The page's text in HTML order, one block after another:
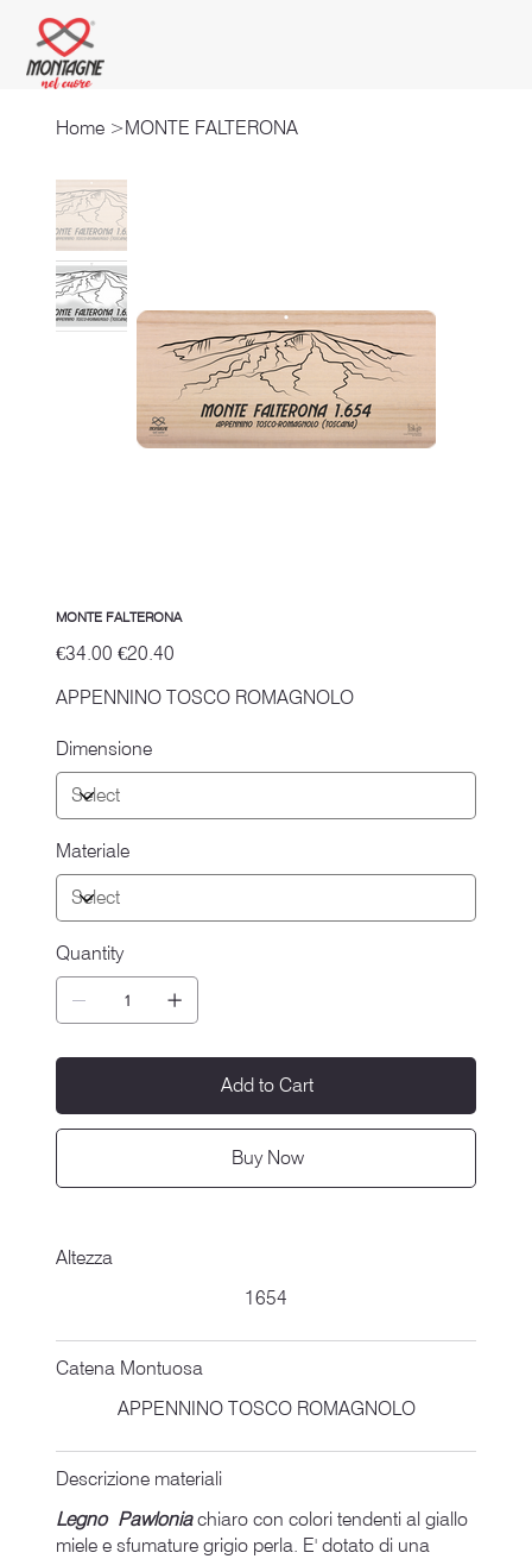
Home >MONTE FALTERONA
MONTE FALTERONA
Original
price
€34.00
Sale
price
€20.40
APPENNINO TOSCO ROMAGNOLO
Dimensione
Materiale
Quantity
Add to Cart
Buy Now
Altezza
1654
Catena Montuosa
APPENNINO TOSCO ROMAGNOLO
Descrizione materiali
Legno Pawloniachiaro con colori tendenti al giallo
miele e sfumature grigio perla. E' dotato di una